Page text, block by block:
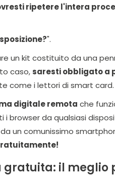
ripetere l'intera
".
un kit costituito da una
caso, saresti obbligato a
come i lettori di smart card.
digitale remota che
browser da qualsiasi
un comunissimo
il meglio